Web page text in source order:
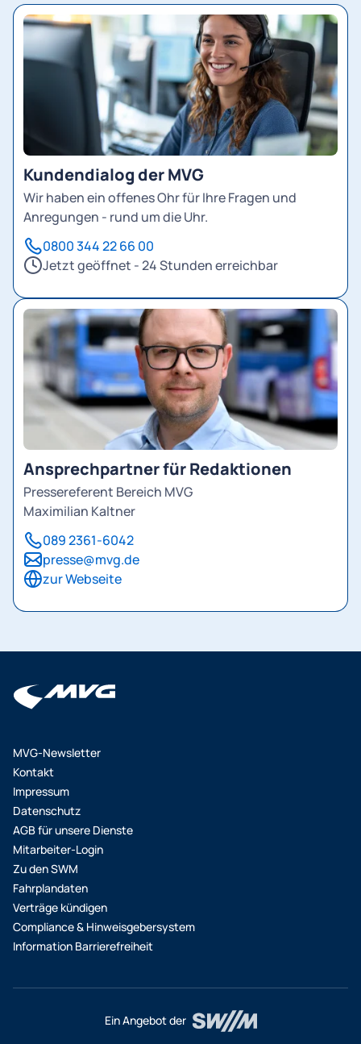
Kundendialog der MVG
Wir haben ein offenes Ohr für Ihre Fragen und
Anregungen - rund um die Uhr.
0800 344 22 66 00
Jetzt geöffnet - 24 Stunden erreichbar
Ansprechpartner für Redaktionen
Pressereferent Bereich MVG
Maximilian Kaltner
089 2361-6042
presse@mvg.de
zur Webseite
MVG-Newsletter
Kontakt
Impressum
Datenschutz
AGB für unsere Dienste
Mitarbeiter-Login
Zu den SWM
Fahrplandaten
Verträge kündigen
Compliance & Hinweisgebersystem
Information Barrierefreiheit
Ein Angebot der